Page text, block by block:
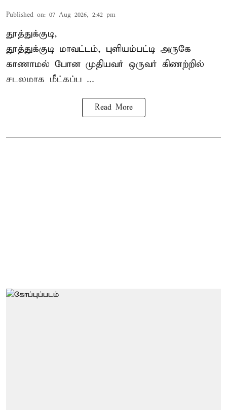
Published on: 07 Aug 2026, 2:42 pm
தூத்துக்குடி,
தூத்துக்குடி மாவட்டம், புளியம்பட்டி அருகே
காணாமல் போன முதியவர் ஒருவர் கிணற்றில்
சடலமாக மீட்கப்ப ...
Read More